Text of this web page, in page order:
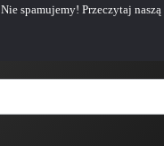
Nie spamujemy! Przeczytaj naszą